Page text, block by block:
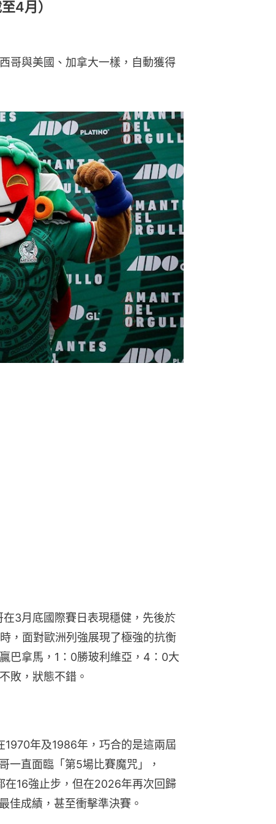
4月）
哥與美國、加拿大一樣，自動獲得
3月底國際賽日表現穩健，先後於
，面對歐洲列強展現了極強的抗衡
巴拿馬，1：0勝玻利維亞，4：0大
敗，狀態不錯。
年及1986年，巧合的是這兩屆
一直面臨「第5場比賽魔咒」，
16強止步，但在2026年再次回歸
佳成績，甚至衝擊準決賽。